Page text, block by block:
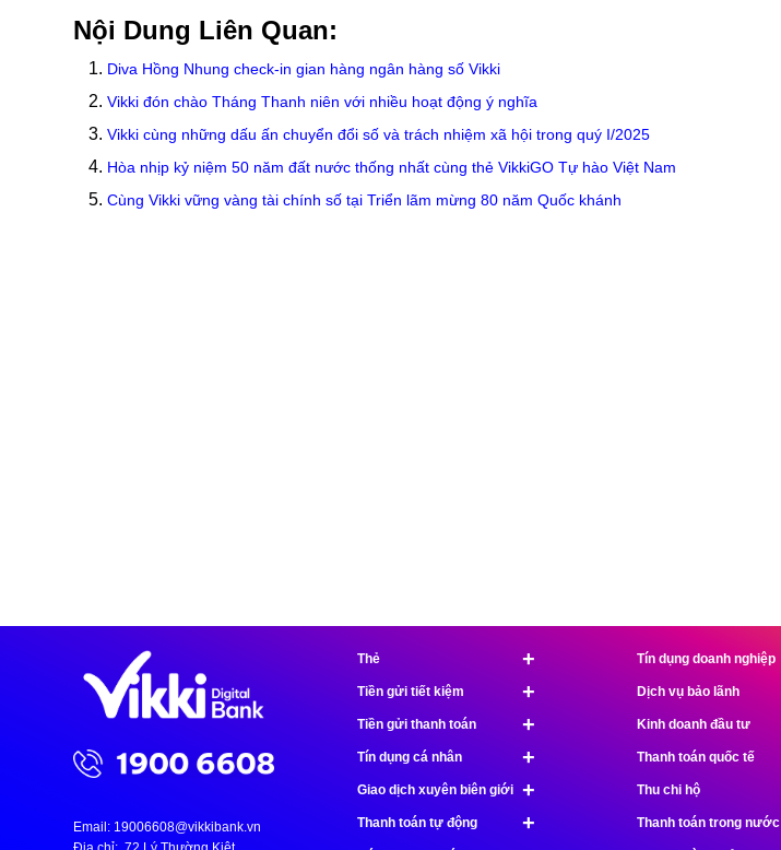
Nội Dung Liên Quan:
Diva Hồng Nhung check-in gian hàng ngân hàng số Vikki
Vikki đón chào Tháng Thanh niên với nhiều hoạt động ý nghĩa
Vikki cùng những dấu ấn chuyển đổi số và trách nhiệm xã hội trong quý I/2025
Hòa nhịp kỷ niệm 50 năm đất nước thống nhất cùng thẻ VikkiGO Tự hào Việt Nam
Cùng Vikki vững vàng tài chính số tại Triển lãm mừng 80 năm Quốc khánh
Email: 19006608@vikkibank.vn
+
Thẻ
+
Tiền gửi tiết kiệm
+
Tiền gửi thanh toán
+
Tín dụng cá nhân
+
Giao dịch xuyên biên giới
+
Thanh toán tự động
Tín dụng doanh nghiệp
Dịch vụ bảo lãnh
Kinh doanh đầu tư
Thanh toán quốc tế
Thu chi hộ
Thanh toán trong nước